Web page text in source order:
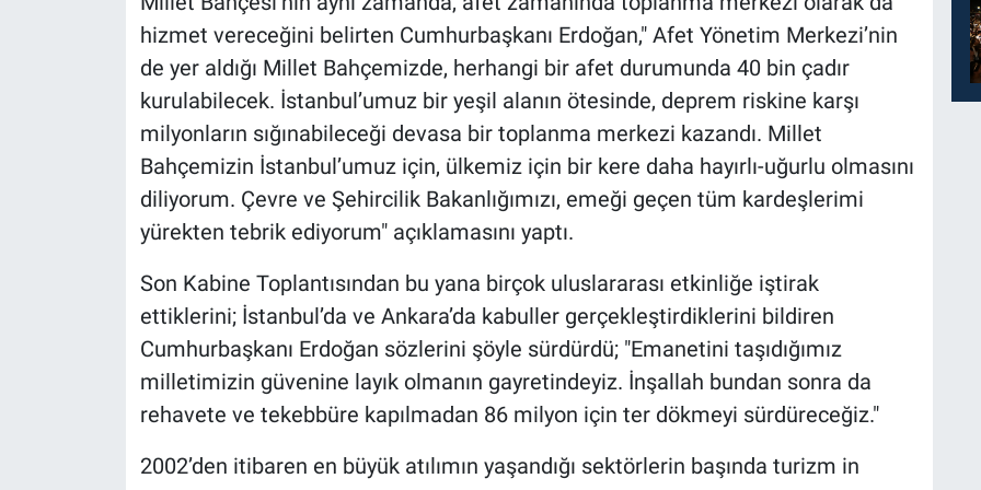
hizmet vereceğini belirten Cumhurbaşkanı Erdoğan," Afet Yönetim Merkezi’nin
de yer aldığı Millet Bahçemizde, herhangi bir afet durumunda 40 bin çadır
kurulabilecek. İstanbul’umuz bir yeşil alanın ötesinde, deprem riskine karşı
milyonların sığınabileceği devasa bir toplanma merkezi kazandı. Millet
Bahçemizin İstanbul’umuz için, ülkemiz için bir kere daha hayırlı-uğurlu olmasını
diliyorum. Çevre ve Şehircilik Bakanlığımızı, emeği geçen tüm kardeşlerimi
yürekten tebrik ediyorum" açıklamasını yaptı.
Son Kabine Toplantısından bu yana birçok uluslararası etkinliğe iştirak
ettiklerini; İstanbul’da ve Ankara’da kabuller gerçekleştirdiklerini bildiren
Cumhurbaşkanı Erdoğan sözlerini şöyle sürdürdü; "Emanetini taşıdığımız
milletimizin güvenine layık olmanın gayretindeyiz. İnşallah bundan sonra da
rehavete ve tekebbüre kapılmadan 86 milyon için ter dökmeyi sürdüreceğiz."
2002’den itibaren en büyük atılımın yaşandığı sektörlerin başında turizm in